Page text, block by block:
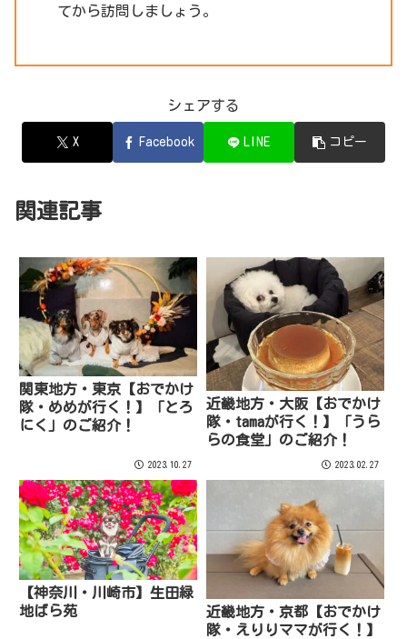
てから訪問しましょう。
シェアする
X Facebook LINE コピー
関連記事
関東地方・東京【おでかけ
隊・めめが行く！】「とろ
にく」のご紹介！
2023.10.27
近畿地方・大阪【おでかけ
隊・tamaが行く！】「うら
らの食堂」のご紹介！
2023.02.27
【神奈川・川崎市】生田緑
地ばら苑
近畿地方・京都【おでかけ
隊・えりりママが行く！】